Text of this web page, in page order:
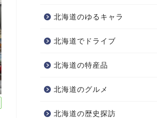
北海道のゆるキャラ
北海道でドライブ
北海道の特産品
北海道のグルメ
北海道の歴史探訪